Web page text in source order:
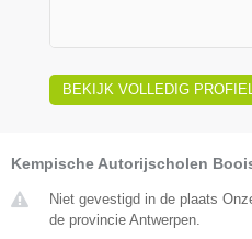
BEKIJK VOLLEDIG PROFIEL
Kempische Autorijscholen
Niet gevestigd in de plaats
de provincie Antwerpen.